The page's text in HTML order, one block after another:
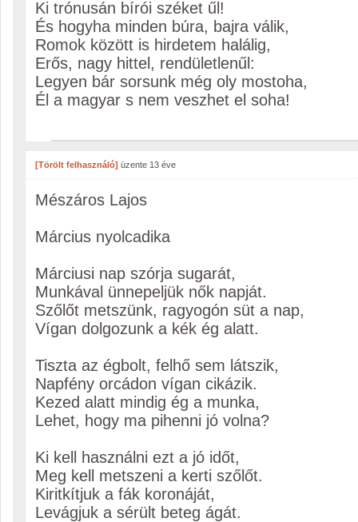
Ki trónusán bírói széket űl!
És hogyha minden búra, bajra válik,
Romok között is hirdetem halálig,
Erős, nagy hittel, rendületlenűl:
Legyen bár sorsunk még oly mostoha,
Él a magyar s nem veszhet el soha!
[Törölt felhasználó] üzente 13 éve
Mészáros Lajos
Március nyolcadika
Márciusi nap szórja sugarát,
Munkával ünnepeljük nők napját.
Szőlőt metszünk, ragyogón süt a nap,
Vígan dolgozunk a kék ég alatt.
Tiszta az égbolt, felhő sem látszik,
Napfény orcádon vígan cikázik.
Kezed alatt mindig ég a munka,
Lehet, hogy ma pihenni jó volna?
Ki kell használni ezt a jó időt,
Meg kell metszeni a kerti szőlőt.
Kiritkítjuk a fák koronáját,
Levágjuk a sérült beteg ágát.